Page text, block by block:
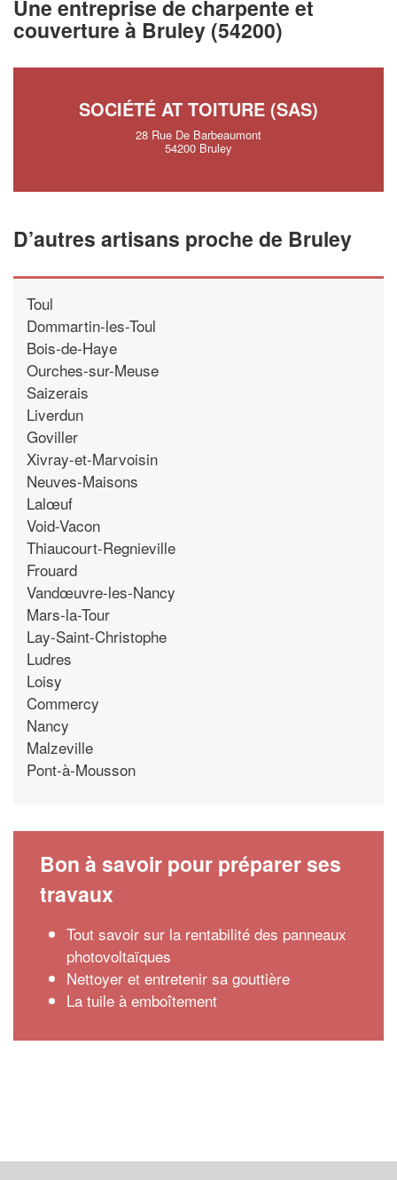
Une entreprise de charpente et
couverture à Bruley (54200)
SOCIÉTÉ AT TOITURE (SAS)
28 Rue De Barbeaumont
54200 Bruley
D’autres artisans proche de Bruley
Toul
Dommartin-les-Toul
Bois-de-Haye
Ourches-sur-Meuse
Saizerais
Liverdun
Goviller
Xivray-et-Marvoisin
Neuves-Maisons
Lalœuf
Void-Vacon
Thiaucourt-Regnieville
Frouard
Vandœuvre-les-Nancy
Mars-la-Tour
Lay-Saint-Christophe
Ludres
Loisy
Commercy
Nancy
Malzeville
Pont-à-Mousson
Bon à savoir pour préparer ses
travaux
Tout savoir sur la rentabilité des panneaux
photovoltaïques
Nettoyer et entretenir sa gouttière
La tuile à emboîtement
nouveaux clients!
En savoir plus